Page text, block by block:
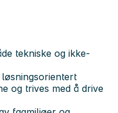
tekniske og ikke-
og trives med å drive